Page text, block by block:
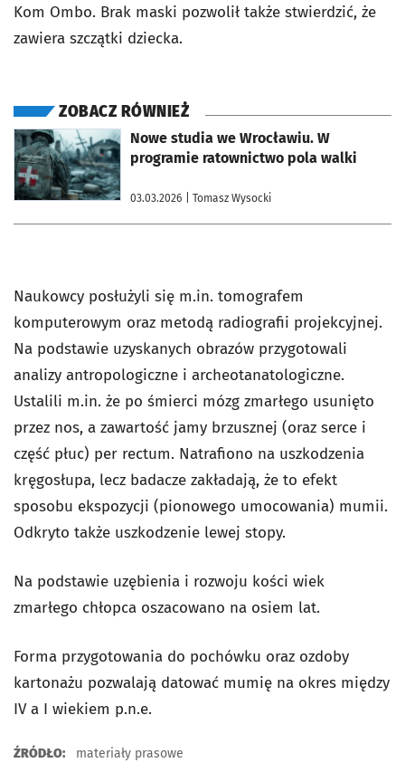
Kom Ombo. Brak maski pozwolił także stwierdzić, że
zawiera szczątki dziecka.
ZOBACZ RÓWNIEŻ
Nowe studia we Wrocławiu. W
programie ratownictwo pola walki
03.03.2026 | Tomasz Wysocki
otworzy się w nowej karcie
Naukowcy posłużyli się m.in. tomografem
komputerowym oraz metodą radiografii projekcyjnej.
Na podstawie uzyskanych obrazów przygotowali
analizy antropologiczne i archeotanatologiczne.
Ustalili m.in. że po śmierci mózg zmarłego usunięto
przez nos, a zawartość jamy brzusznej (oraz serce i
część płuc) per rectum. Natrafiono na uszkodzenia
kręgosłupa, lecz badacze zakładają, że to efekt
sposobu ekspozycji (pionowego umocowania) mumii.
Odkryto także uszkodzenie lewej stopy.
Na podstawie uzębienia i rozwoju kości wiek
zmarłego chłopca oszacowano na osiem lat.
Forma przygotowania do pochówku oraz ozdoby
kartonażu pozwalają datować mumię na okres między
IV a I wiekiem p.n.e.
ŹRÓDŁO: materiały prasowe